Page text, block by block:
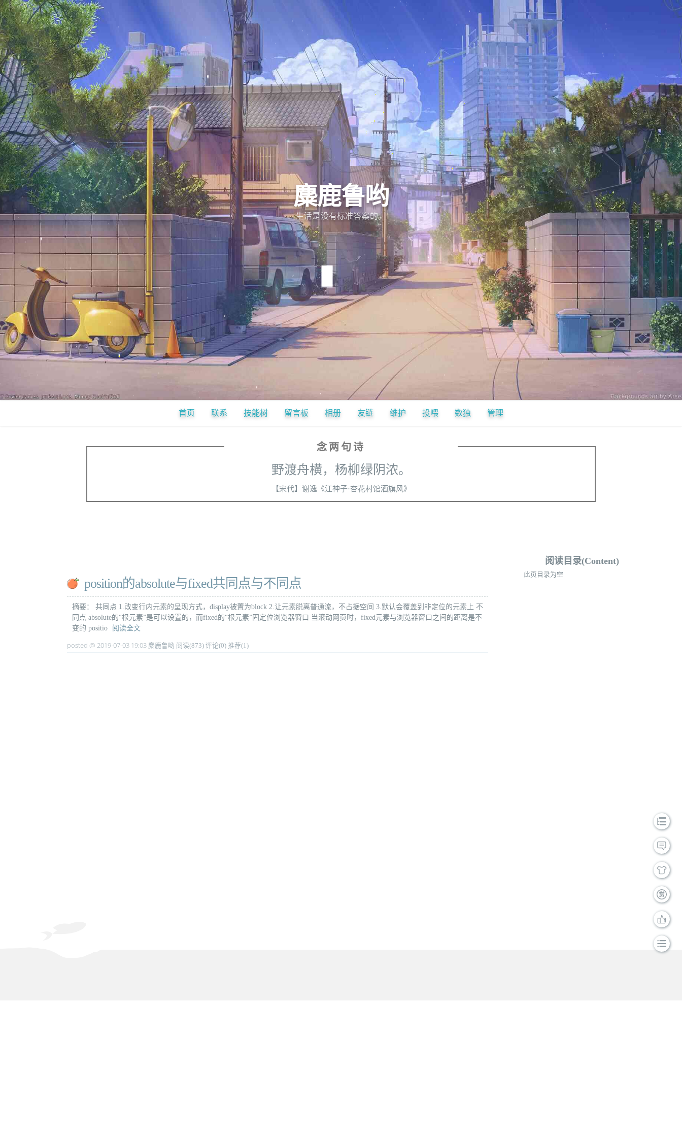
麋鹿鲁哟
生活是没有标准答案的。
首页 联系 技能树 留言板 相册 友链 维护 投喂 数独 管理
念两句诗
野渡舟横，杨柳绿阴浓。
【宋代】谢逸《江神子·杏花村馆酒旗风》
position的absolute与fixed共同点与不同点
摘要： 共同点 1.改变行内元素的呈现方式，display被置为block 2.让元素脱离普通流，不占据空间 3.默认会覆盖到非定位的元素上 不
同点 absolute的“根元素”是可以设置的，而fixed的“根元素”固定位浏览器窗口 当滚动网页时，fixed元素与浏览器窗口之间的距离是不
变的 positio
阅读全文
posted @ 2019-07-03 19:03 麋鹿鲁哟 阅读(873) 评论(0) 推荐(1)
阅读目录(Content)
此页目录为空